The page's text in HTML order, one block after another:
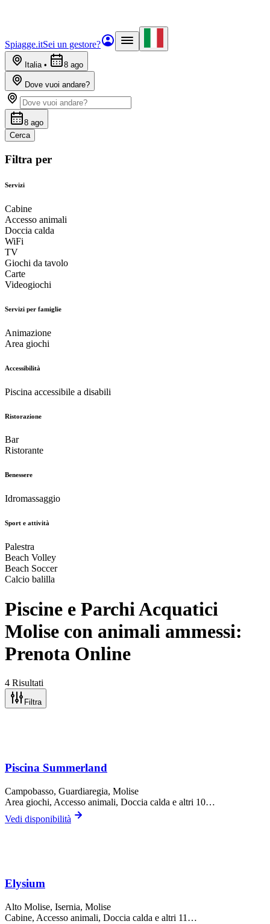
Spiagge.itSei un gestore?
Italia• 8 ago
Dove vuoi andare?
8 ago
Cerca
Filtra per
Servizi
Cabine
Accesso animali
Doccia calda
WiFi
TV
Giochi da tavolo
Carte
Videogiochi
Servizi per famiglie
Animazione
Area giochi
Accessibilità
Piscina accessibile a disabili
Ristorazione
Bar
Ristorante
Benessere
Idromassaggio
Sport e attività
Palestra
Beach Volley
Beach Soccer
Calcio balilla
Piscine e Parchi Acquatici
Molise con animali ammessi:
Prenota Online
4 Risultati
Filtra
Piscina Summerland
Campobasso, Guardiaregia, Molise
Area giochi, Accesso animali, Doccia calda e altri 10…
Vedi disponibilità
Elysium
Alto Molise, Isernia, Molise
Cabine, Accesso animali, Doccia calda e altri 11…